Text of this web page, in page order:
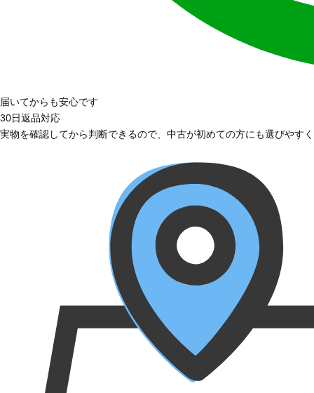
届いてからも安心です
30日返品対応
実物を確認してから判断できるので、中古が初めての方にも選びやす